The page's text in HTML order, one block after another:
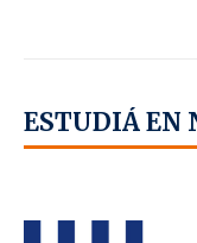
ESTUDIÁ EN